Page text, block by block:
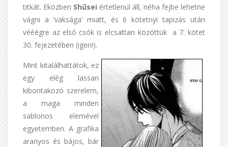
titkát. Eközben Shūsei értetlenül áll, néha fejbe lehetne
vágni a ‘vaksága’ miatt, és 6 kötetnyi tapizás után
vééégre az első csók is elcsattan közöttük a 7. kötet
30. fejezetében (igen!).
Mint kitalálhattátok, ez
egy elég lassan
kibontakozó szerelem,
a maga minden
sablonos elemével
egyetemben. A grafika
aranyos és bájos, bár